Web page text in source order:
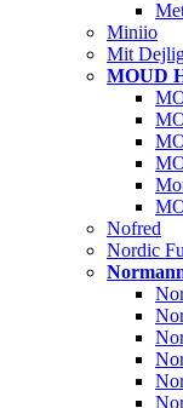
Miniio
Mit
MOUD
Nofred
Nordic